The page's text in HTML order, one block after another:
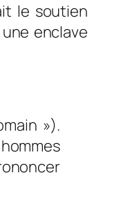
le soutien
enclave
»).